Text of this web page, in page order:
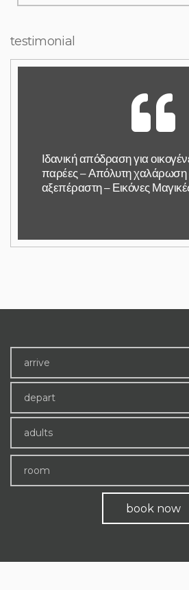
testimonial
Ιδανική απόδραση για
παρέες – Απόλυτη χαλάρωση
αξεπέραστη – Εικόνες
adults
room
book now